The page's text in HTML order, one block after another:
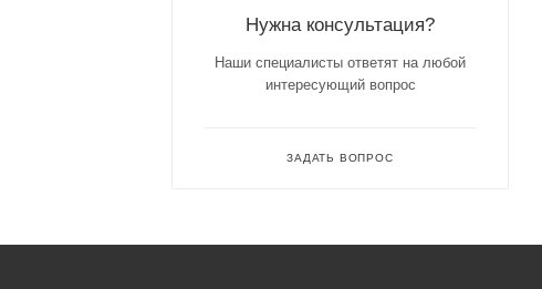
Нужна консультация?
Наши специалисты ответят на любой
интересующий вопрос
ЗАДАТЬ ВОПРОС